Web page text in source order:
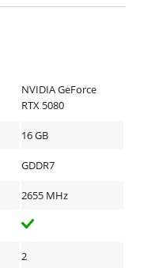
NVIDIA GeForce
RTX 5080
16 GB
GDDR7
2655 MHz
2